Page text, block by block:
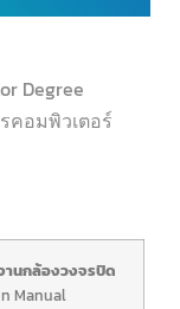
Degree
คอมพิวเตอร์
นกล้องวงจรปิด
Manual